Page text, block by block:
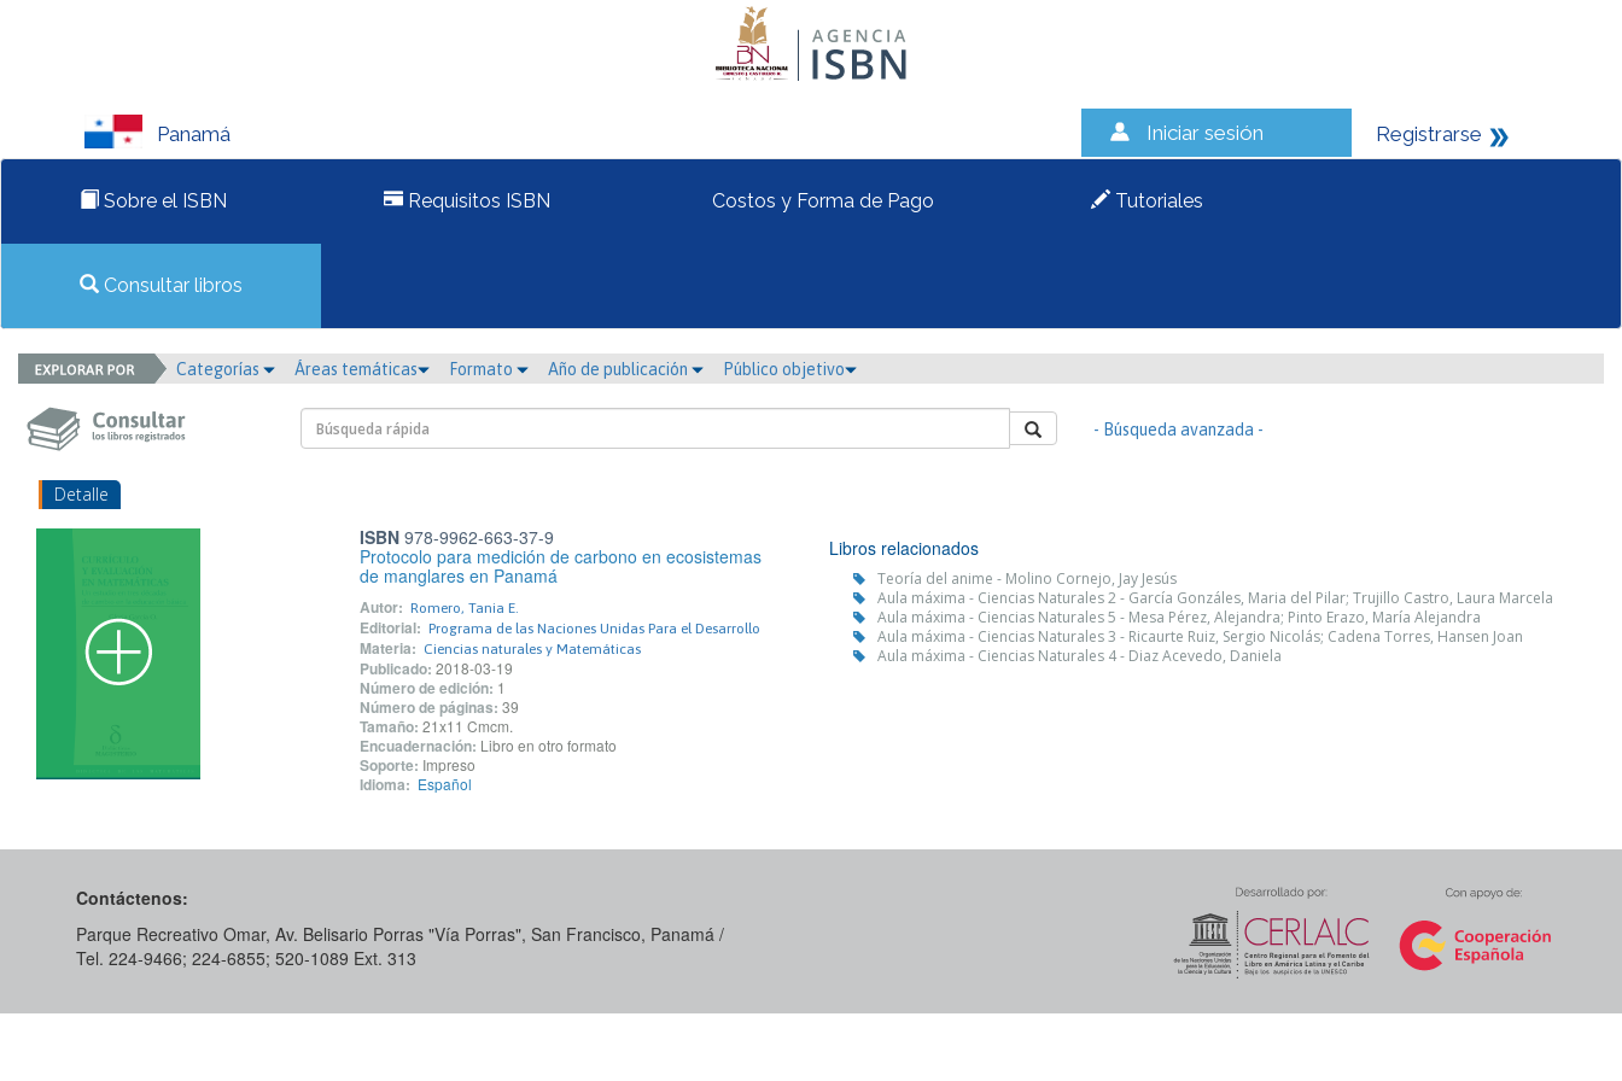
Panamá Iniciar sesión Registrarse
Sobre el ISBN Requisitos ISBN Costos y Forma de Pago Tutoriales
Consultar libros
Categorías Áreas temáticas Formato Año de publicación Público objetivo
- Búsqueda avanzada -
Detalle
ISBN978-9962-663-37-9
Protocolo para medición de carbono en ecosistemas
de manglares en Panamá
Autor: Romero, Tania E.
Editorial: Programa de las Naciones Unidas Para el Desarrollo
Materia: Ciencias naturales y Matemáticas
Publicado: 2018-03-19
Número de edición: 1
Número de páginas: 39
Tamaño: 21x11 Cmcm.
Encuadernación: Libro en otro formato
Soporte: Impreso
Idioma: Español
Libros relacionados
Teoría del anime - Molino Cornejo, Jay Jesús
Aula máxima - Ciencias Naturales 2 - García Gonzáles, Maria del Pilar; Trujillo Castro, Laura Marcela
Aula máxima - Ciencias Naturales 5 - Mesa Pérez, Alejandra; Pinto Erazo, María Alejandra
Aula máxima - Ciencias Naturales 3 - Ricaurte Ruiz, Sergio Nicolás; Cadena Torres, Hansen Joan
Aula máxima - Ciencias Naturales 4 - Diaz Acevedo, Daniela
Contáctenos:
Parque Recreativo Omar, Av. Belisario Porras "Vía Porras", San Francisco, Panamá /
Tel. 224-9466; 224-6855; 520-1089​ Ext. 313